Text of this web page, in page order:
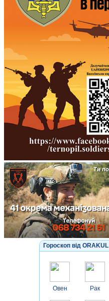
Гороскоп від ORAKUL
Овен Рак